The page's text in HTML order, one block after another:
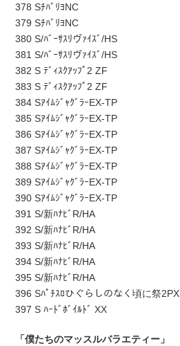
378 SﾁﾊﾞﾘﾖNC
379 SﾁﾊﾞﾘﾖNC
380 S/ﾊﾞｰｻｽﾘヴｧｲｽﾞ/HS
381 S/ﾊﾞｰｻｽﾘヴｧｲｽﾞ/HS
382 S ﾃﾞｨｽｸｱｯﾌﾟ2 ZF
383 S ﾃﾞｨｽｸｱｯﾌﾟ2 ZF
384 SｱｲﾑｼﾞｬｸﾞﾗｰEX-TP
385 SｱｲﾑｼﾞｬｸﾞﾗｰEX-TP
386 SｱｲﾑｼﾞｬｸﾞﾗｰEX-TP
387 SｱｲﾑｼﾞｬｸﾞﾗｰEX-TP
388 SｱｲﾑｼﾞｬｸﾞﾗｰEX-TP
389 SｱｲﾑｼﾞｬｸﾞﾗｰEX-TP
390 SｱｲﾑｼﾞｬｸﾞﾗｰEX-TP
391 S/新ﾊﾅﾋﾞR/HA
392 S/新ﾊﾅﾋﾞR/HA
393 S/新ﾊﾅﾋﾞR/HA
394 S/新ﾊﾅﾋﾞR/HA
395 S/新ﾊﾅﾋﾞR/HA
396 Sﾊﾟﾁｽﾛひぐらしのなく頃に祭2PX
397 S ﾊｰﾄﾞﾎﾞｲﾙﾄﾞ XX
「僕たちのマッスルバラエティー」